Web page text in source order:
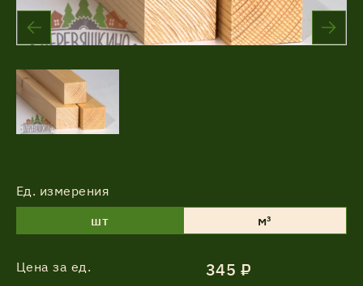
О компании
Контакты
Ед. измерения
шт
м³
Цена за ед. 345 ₽
Соглашение об обработке
персональных данных